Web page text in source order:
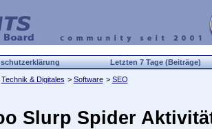
Letzten 7 Tage (Beiträge)
Technik & Digitales > Software > SEO
Slurp Spider